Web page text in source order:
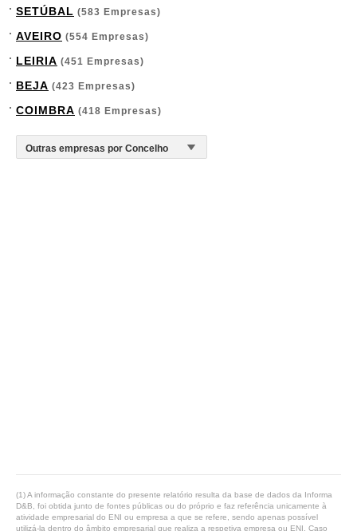
SETÚBAL (583 Empresas)
AVEIRO (554 Empresas)
LEIRIA (451 Empresas)
BEJA (423 Empresas)
COIMBRA (418 Empresas)
(1) A informação constante do presente relatório resulta da base de dados da Informa
D&B, foi obtida junto de fontes públicas ou do próprio e faz referência unicamente à
atividade empresarial do ENI ou empresa a que se refere, sendo apenas possível
utilizá-la dentro do âmbito empresarial que realiza a respetiva empresa ou ENI. Caso